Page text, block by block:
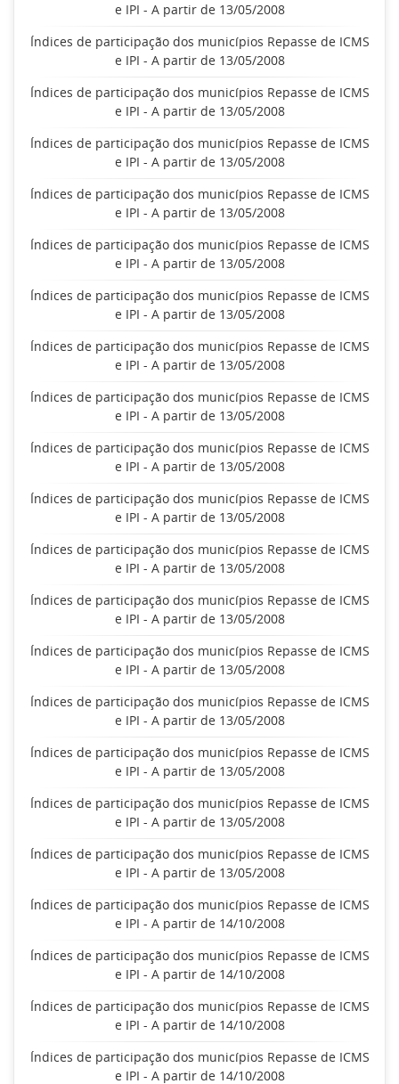
e IPI - A partir de 13/05/2008
Índices de participação dos municípios Repasse de ICMS
e IPI - A partir de 13/05/2008
Índices de participação dos municípios Repasse de ICMS
e IPI - A partir de 13/05/2008
Índices de participação dos municípios Repasse de ICMS
e IPI - A partir de 13/05/2008
Índices de participação dos municípios Repasse de ICMS
e IPI - A partir de 13/05/2008
Índices de participação dos municípios Repasse de ICMS
e IPI - A partir de 13/05/2008
Índices de participação dos municípios Repasse de ICMS
e IPI - A partir de 13/05/2008
Índices de participação dos municípios Repasse de ICMS
e IPI - A partir de 13/05/2008
Índices de participação dos municípios Repasse de ICMS
e IPI - A partir de 13/05/2008
Índices de participação dos municípios Repasse de ICMS
e IPI - A partir de 13/05/2008
Índices de participação dos municípios Repasse de ICMS
e IPI - A partir de 13/05/2008
Índices de participação dos municípios Repasse de ICMS
e IPI - A partir de 13/05/2008
Índices de participação dos municípios Repasse de ICMS
e IPI - A partir de 13/05/2008
Índices de participação dos municípios Repasse de ICMS
e IPI - A partir de 13/05/2008
Índices de participação dos municípios Repasse de ICMS
e IPI - A partir de 13/05/2008
Índices de participação dos municípios Repasse de ICMS
e IPI - A partir de 13/05/2008
Índices de participação dos municípios Repasse de ICMS
e IPI - A partir de 13/05/2008
Índices de participação dos municípios Repasse de ICMS
e IPI - A partir de 13/05/2008
Índices de participação dos municípios Repasse de ICMS
e IPI - A partir de 14/10/2008
Índices de participação dos municípios Repasse de ICMS
e IPI - A partir de 14/10/2008
Índices de participação dos municípios Repasse de ICMS
e IPI - A partir de 14/10/2008
Índices de participação dos municípios Repasse de ICMS
e IPI - A partir de 14/10/2008